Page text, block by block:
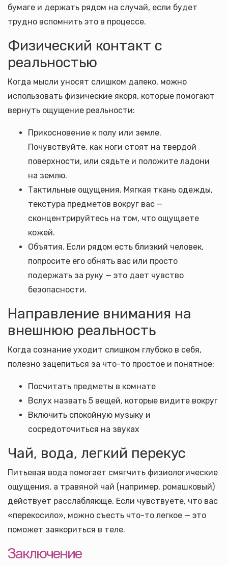
бумаге и держать рядом на случай, если будет
трудно вспомнить это в процессе.
Физический контакт с
реальностью
Когда мысли уносят слишком далеко, можно
использовать физические якоря, которые помогают
вернуть ощущение реальности:
Прикосновение к полу или земле.
Почувствуйте, как ноги стоят на твердой
поверхности, или сядьте и положите ладони
на землю.
Тактильные ощущения. Мягкая ткань одежды,
текстура предметов вокруг вас —
сконцентрируйтесь на том, что ощущаете
кожей.
Объятия. Если рядом есть близкий человек,
попросите его обнять вас или просто
подержать за руку — это дает чувство
безопасности.
Направление внимания на
внешнюю реальность
Когда сознание уходит слишком глубоко в себя,
полезно зацепиться за что-то простое и понятное:
Посчитать предметы в комнате
Вслух назвать 5 вещей, которые видите вокруг
Включить спокойную музыку и
сосредоточиться на звуках
Чай, вода, легкий перекус
Питьевая вода помогает смягчить физиологические
ощущения, а травяной чай (например, ромашковый)
действует расслабляюще. Если чувствуете, что вас
«перекосило», можно съесть что-то легкое — это
поможет заякориться в теле.
Заключение